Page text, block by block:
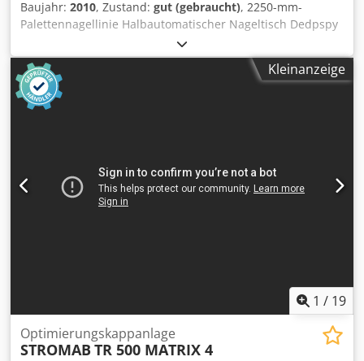
Baujahr: 2010, Zustand: gut (gebraucht), 2250-mm-
Palettennagellinie Halbautomatischer Nageltisch Dedpspy
H Erofx Aiuokr Turner + (optionaler Marker) Stapler
(maximal 3000 mm) Überweisen
Kleinanzeige
1 / 19
Optimierungskappanlage
STROMAB TR 500 MATRIX 4